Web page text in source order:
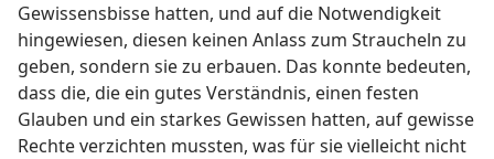
Gewissensbisse hatten, und auf die Notwendigkeit
hingewiesen, diesen keinen Anlass zum Straucheln zu
geben, sondern sie zu erbauen. Das konnte bedeuten,
dass die, die ein gutes Verständnis, einen festen
Glauben und ein starkes Gewissen hatten, auf gewisse
Rechte verzichten mussten, was für sie vielleicht nicht